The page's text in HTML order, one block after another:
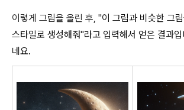
이렇게 그림을 올린 후, "이 그림과 비슷한 그
스타일로 생성해줘"라고 입력해서 얻은 결과
네요.